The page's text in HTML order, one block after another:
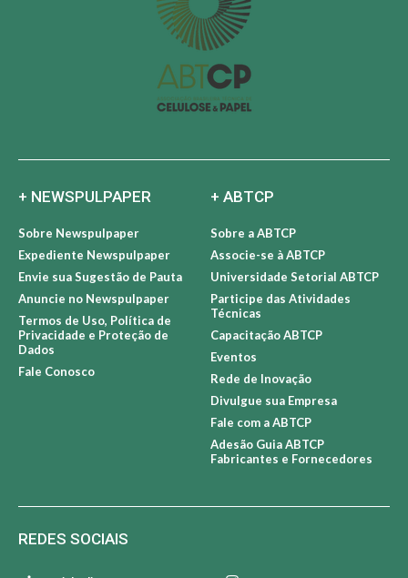
+ NEWSPULPAPER
Sobre Newspulpaper
Expediente Newspulpaper
Envie sua Sugestão de Pauta
Anuncie no Newspulpaper
Termos de Uso, Política de
Privacidade e Proteção de
Dados
Fale Conosco
+ ABTCP
Sobre a ABTCP
Associe-se à ABTCP
Universidade Setorial ABTCP
Participe das Atividades
Técnicas
Capacitação ABTCP
Eventos
Rede de Inovação
Divulgue sua Empresa
Fale com a ABTCP
Adesão Guia ABTCP
Fabricantes e Fornecedores
REDES SOCIAIS